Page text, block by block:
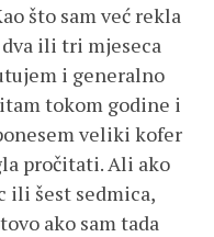
što sam već rekla
ili tri mjeseca
i generalno
tokom godine i
veliki kofer
pročitati. Ali ako
ili šest sedmica,
ako sam tada